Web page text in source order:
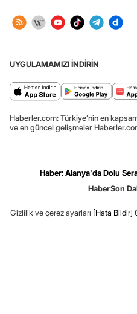
UYGULAMAMIZI İNDİRİN
Haberler.com: Türkiye’nin en
ve en güncel gelişmeler
Haber: Alanya'da Dolu
HaberSon
Gizlilik ve çerez ayarları [Hata Bildir]